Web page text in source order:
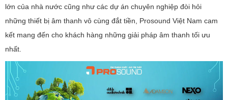
lớn của nhà nước cũng như các dự án chuyên nghiệp đòi hỏi
những thiết bị âm thanh vô cùng đắt tiền, Prosound Việt Nam cam
kết mang đến cho khách hàng những giải pháp âm thanh tối ưu
nhất.